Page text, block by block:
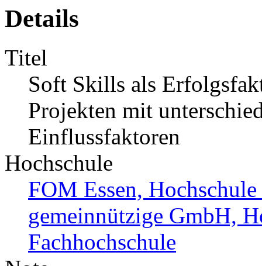
Details
Titel
Soft Skills als
Projekten mit
Einflussfaktoren
Hochschule
FOM Essen,
gemeinnützige GmbH,
Fachhochschule